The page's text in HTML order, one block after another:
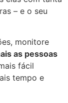
– e o seu
monitore
as pessoas
fácil
tempo e